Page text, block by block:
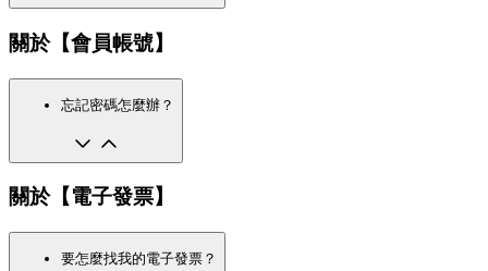
關於【會員帳號】
忘記密碼怎麼辦？
關於【電子發票】
要怎麼找我的電子發票？